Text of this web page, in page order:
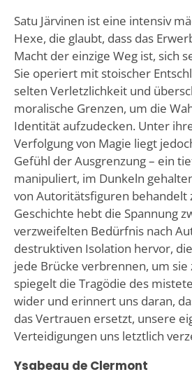
Satu Järvinen ist eine intensiv
Hexe, die glaubt, dass das
Macht der einzige Weg ist, sich
Sie operiert mit stoischer
selten Verletzlichkeit und
moralische Grenzen, um die
Identität aufzudecken. Unter
Verfolgung von Magie liegt
Gefühl der Ausgrenzung – ein
manipuliert, im Dunkeln
von Autoritätsfiguren behandelt
Geschichte hebt die Spannung
verzweifelten Bedürfnis nach
destruktiven Isolation hervor,
jede Brücke verbrennen, um sie
spiegelt die Tragödie des
wider und erinnert uns daran,
das Vertrauen ersetzt, unsere
Verteidigungen uns letztlich
Ysabeau de Clermont